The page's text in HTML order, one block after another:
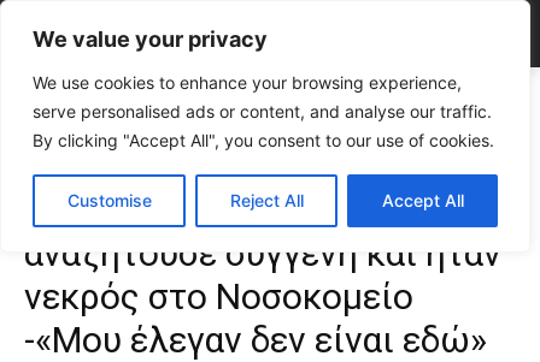
We value your privacy
We use cookies to enhance your browsing experience,
serve personalised ads or content, and analyse our traffic.
By clicking "Accept All", you consent to our use of cookies.
Customise Reject All Accept All
Home ΕΠΙΚΑΙΡΟΤΗΤΑ
Σοκ στη Λάρνακα: Οικογένεια αναζητούσε
συγγενή και ήταν νεκρός στο Νοσοκομείο -«Μου...
Σοκ στη Λάρνακα: Οικογένεια
αναζητούσε συγγενή και ήταν
νεκρός στο Νοσοκομείο
-«Μου έλεγαν δεν είναι εδώ»